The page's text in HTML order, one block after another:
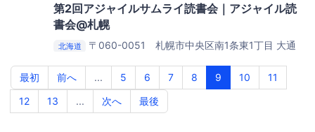
第2回アジャイルサムライ読書会｜アジャイル読
書会@札幌
北海道
〒060-0051 札幌市中央区南1条東1丁目 大通
3F A1会議室
最初 前へ ... 5 6 7 8 9 10
11
12
13 ... 次へ 最後